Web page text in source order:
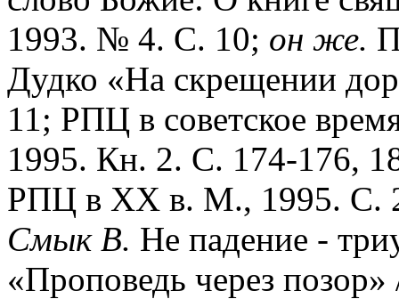
1993. № 4. С. 10; он же.
Дудко «На скрещении
11; РПЦ в советское
1995. Кн. 2. С. 174-176,
РПЦ в ХХ в. М., 1995. С.
Смык В. Не падение -
«Проповедь через